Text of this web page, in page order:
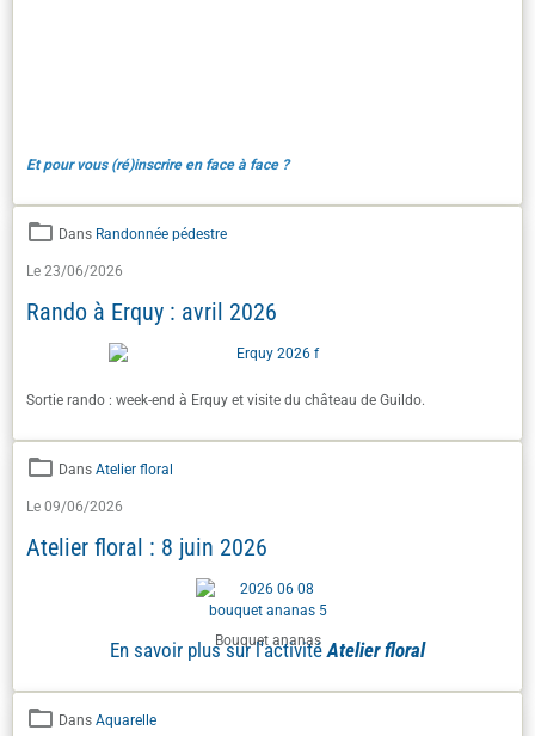
Et pour vous (ré)inscrire en face à face ?
Dans Randonnée pédestre
Le 23/06/2026
Rando à Erquy : avril 2026
Sortie rando : week-end à Erquy et visite du château de Guildo.
Dans Atelier floral
Le 09/06/2026
Atelier floral : 8 juin 2026
Bouquet ananas
En savoir plus sur l'activité Atelier floral
Dans Aquarelle